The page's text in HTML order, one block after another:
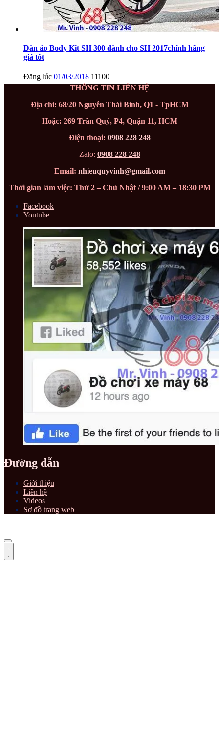
Dàn áo Body Kit SH 300 dành cho SH 2017chính hãng
giá tốt
Đăng lúc 01/03/2018 11100
THÔNG TIN LIÊN HỆ
Địa chỉ: 68/20 Nguyễn Thái Bình, Q1 - TpHCM
Hoặc: 269 Trần Quý, P4, Quận 11, HCM
Điện thoại: 0908 228 248
Zalo: 0908 228 248
Email: nhieuquyvinh@gmail.com
Thời gian làm việc: Thứ 2 – Chủ Nhật / 9:00 AM – 18:30 PM
Facebook
Youtube
Đường dẫn
Giới thiệu
Liên hệ
Videos
Sơ đồ trang web